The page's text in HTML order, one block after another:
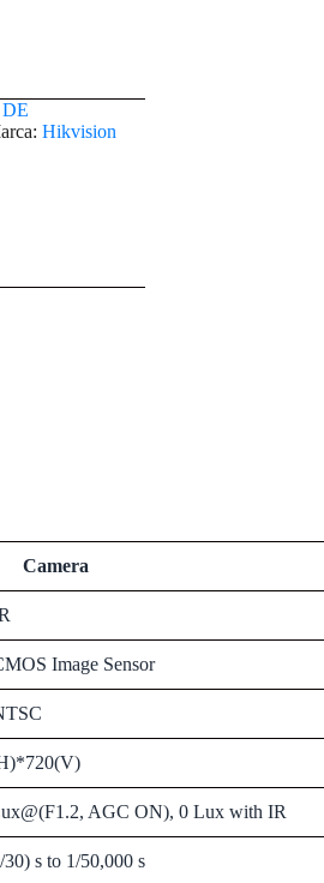
Hikvision
Camera
Image Sensor
AGC ON), 0 Lux with IR
30) s to 1/50,000 s